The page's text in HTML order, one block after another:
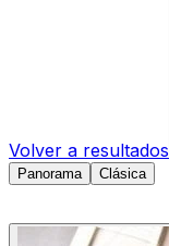
Volver a resultados
Panorama Clásica